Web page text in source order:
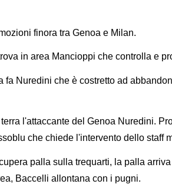
finora tra Genoa e Milan.
in area Mancioppi che controlla e
fa Nuredini che è costretto ad
l'attaccante del Genoa Nuredini.
che chiede l'intervento dello staff
palla sulla trequarti, la palla
Baccelli allontana con i pugni.